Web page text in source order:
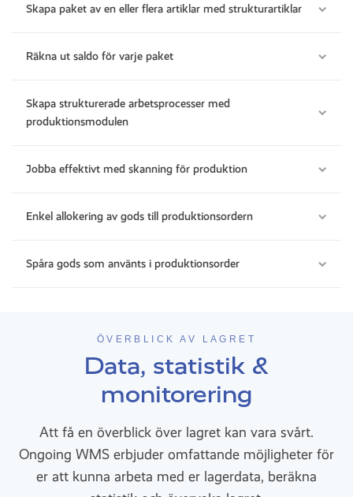
Skapa paket av en eller flera artiklar med strukturartiklar
Räkna ut saldo för varje paket
Skapa strukturerade arbetsprocesser med
produktionsmodulen
Jobba effektivt med skanning för produktion
Enkel allokering av gods till produktionsordern
Spåra gods som använts i produktionsorder
ÖVERBLICK AV LAGRET
Data, statistik &
monitorering
Att få en överblick över lagret kan vara svårt.
Ongoing WMS erbjuder omfattande möjligheter för
er att kunna arbeta med er lagerdata, beräkna